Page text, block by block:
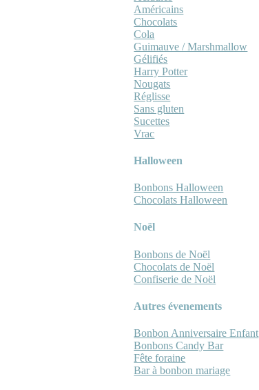
Américains
Chocolats
Cola
Guimauve / Marshmallow
Gélifiés
Harry Potter
Nougats
Réglisse
Sans gluten
Sucettes
Vrac
Halloween
Bonbons Halloween
Chocolats Halloween
Noël
Bonbons de Noël
Chocolats de Noël
Confiserie de Noël
Autres évenements
Bonbon Anniversaire Enfant
Bonbons Candy Bar
Fête foraine
Bar à bonbon mariage